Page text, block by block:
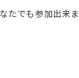
たでも参加出来